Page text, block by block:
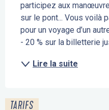
participez aux
sur le pont... Vous voilà
pour un voyage d’un
- 20 % sur la billetterie
Lire la suite
TARIFS